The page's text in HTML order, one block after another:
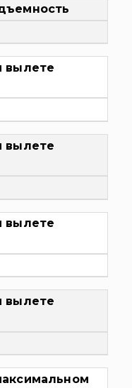
вылете
вылете
вылете
вылете